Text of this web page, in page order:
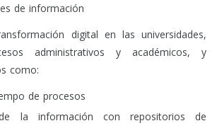
de información
digital en las universidades,
administrativos y académicos, y
como:
de procesos
de la información con repositorios de